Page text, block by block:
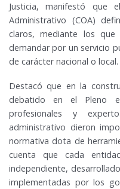
Justicia, manifestó que
Administrativo (COA)
claros, mediante los
demandar por un servicio
de carácter nacional o local.
Destacó que en la
debatido en el Pleno
profesionales y
administrativo dieron
normativa dota de
cuenta que cada
independiente,
implementadas por los